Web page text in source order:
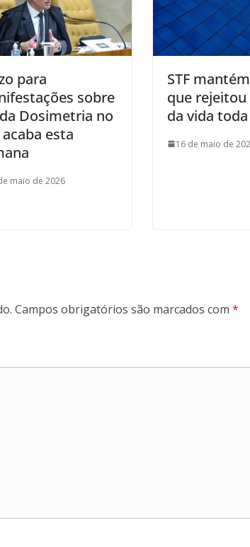
para
sobre
Dosimetria no
acaba esta
maio de 2026
STF
que rejeitou
da vida toda
16 de maio de
Campos obrigatórios são marcados com *